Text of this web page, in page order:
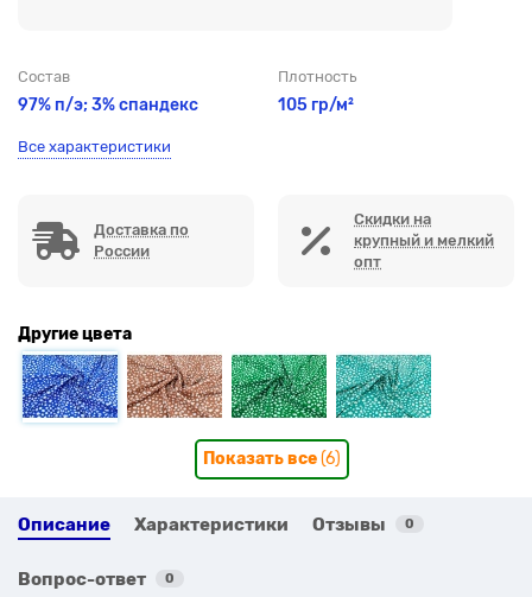
Состав
97% п/э; 3% спандекс
Плотность
105 гр/м²
Все характеристики
Доставка по
России
Скидки на
крупный и мелкий
опт
Другие цвета
Показать все(6)
Описание Характеристики Отзывы 0
Вопрос-ответ 0